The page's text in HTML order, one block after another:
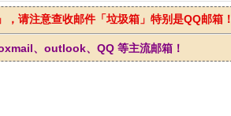
，请注意查收邮件「垃圾箱」特别是QQ邮箱！
、outlook、QQ 等主流邮箱！